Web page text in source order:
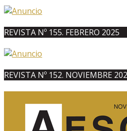
REVISTA Nº 155. FEBRERO 2025
REVISTA Nº 152. NOVIEMBRE